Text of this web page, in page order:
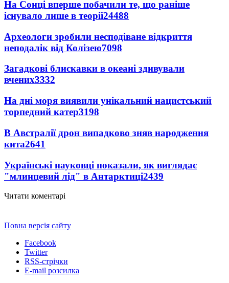
На Сонці вперше побачили те, що раніше
існувало лише в теорії24488
Археологи зробили несподіване відкриття
неподалік від Колізею7098
Загадкові блискавки в океані здивували
вчених3332
На дні моря виявили унікальний нацистський
торпедний катер3198
В Австралії дрон випадково зняв народження
кита2641
Українські науковці показали, як виглядає
"млинцевий лід" в Антарктиці2439
Читати коментарі
Повна версія сайту
Facebook
Twitter
RSS-стрічки
E-mail розсилка